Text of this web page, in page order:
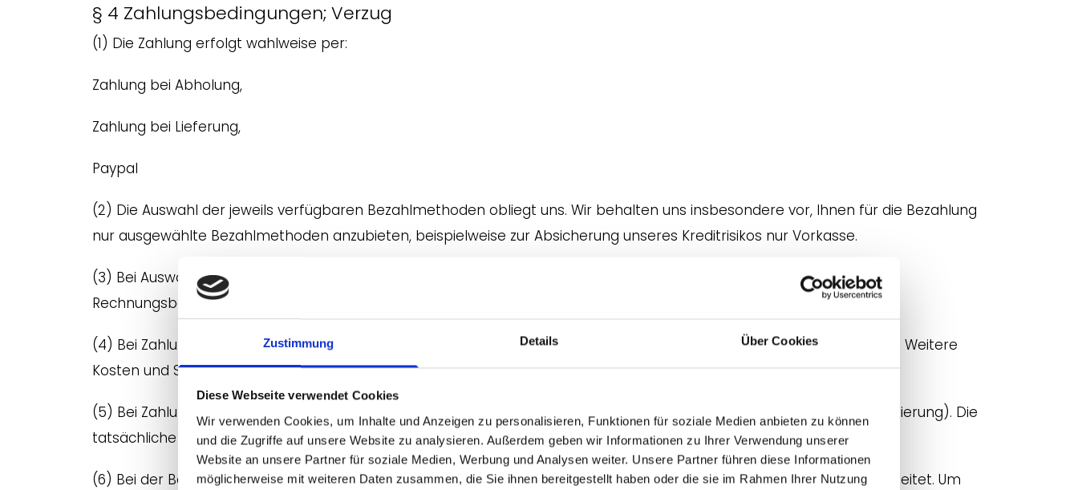
Zustimmung Details Über Cookies
Diese Webseite verwendet Cookies
Wir verwenden Cookies, um Inhalte und Anzeigen zu personalisieren, Funktionen für soziale Medien anbieten zu können
und die Zugriffe auf unsere Website zu analysieren. Außerdem geben wir Informationen zu Ihrer Verwendung unserer
Website an unsere Partner für soziale Medien, Werbung und Analysen weiter. Unsere Partner führen diese Informationen
möglicherweise mit weiteren Daten zusammen, die Sie ihnen bereitgestellt haben oder die sie im Rahmen Ihrer Nutzung
§ 4 Zahlungsbedingungen; Verzug
(1) Die Zahlung erfolgt wahlweise per:
Zahlung bei Abholung,
Zahlung bei Lieferung,
Paypal
(2) Die Auswahl der jeweils verfügbaren Bezahlmethoden obliegt uns. Wir behalten uns insbesondere vor, Ihnen für die Bezahlung
nur ausgewählte Bezahlmethoden anzubieten, beispielweise zur Absicherung unseres Kreditrisikos nur Vorkasse.
(3) Bei Auswahl der Zahlungsart Vorkasse nennen wir Ihnen unsere Bankverbindung in der Auftragsbestätigung. Der
Rechnungsbetrag ist innerhalb von 10 Tagen nach Erhalt der Auftragsbestätigung auf unser Konto zu überweisen.
(4) Bei Zahlung per Nachnahme wird eine zusätzliche Gebühr in Höhe von [X] EUR fällig, die der Zusteller vor Ort erhebt. Weitere
Kosten und Steuern fallen nicht an.
(5) Bei Zahlung per Kreditkarte wird der Kaufpreis zum Zeitpunkt der Bestellung auf Ihrer Kreditkarte reserviert (Autorisierung). Die
tatsächliche Belastung Ihres Kreditkartenkontos erfolgt in dem Zeitpunkt, in dem wir die Ware an Sie versenden.
(6) Bei der Bezahlung mit PayPal werden Sie im Bestellprozess auf die Webseite des Online-Anbieters PayPal weitergeleitet. Um